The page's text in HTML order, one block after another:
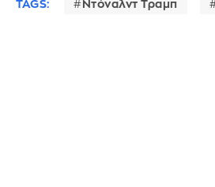
TAGS: Ντόναλντ Τραμπ